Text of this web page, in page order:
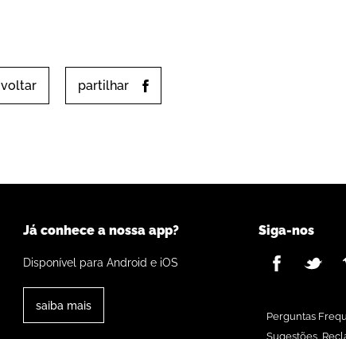
voltar partilhar
Já conhece a nossa app?
Disponível para Android e iOS
saiba mais
Siga-nos
Perguntas
Sugestões,